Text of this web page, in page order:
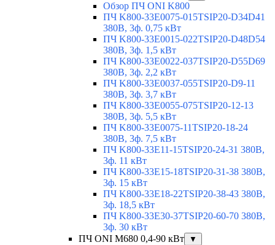
Обзор ПЧ ONI K800
ПЧ K800-33E0075-015TSIP20-D34D41
380В, 3ф. 0,75 кВт
ПЧ K800-33E0015-022TSIP20-D48D54
380В, 3ф. 1,5 кВт
ПЧ K800-33E0022-037TSIP20-D55D69
380В, 3ф. 2,2 кВт
ПЧ K800-33E0037-055TSIP20-D9-11
380В, 3ф. 3,7 кВт
ПЧ K800-33E0055-075TSIP20-12-13
380В, 3ф. 5,5 кВт
ПЧ K800-33E0075-11TSIP20-18-24
380В, 3ф. 7,5 кВт
ПЧ K800-33E11-15TSIP20-24-31 380В,
3ф. 11 кВт
ПЧ K800-33E15-18TSIP20-31-38 380В,
3ф. 15 кВт
ПЧ K800-33E18-22TSIP20-38-43 380В,
3ф. 18,5 кВт
ПЧ K800-33E30-37TSIP20-60-70 380В,
3ф. 30 кВт
ПЧ ONI M680 0,4-90 кВт
▼